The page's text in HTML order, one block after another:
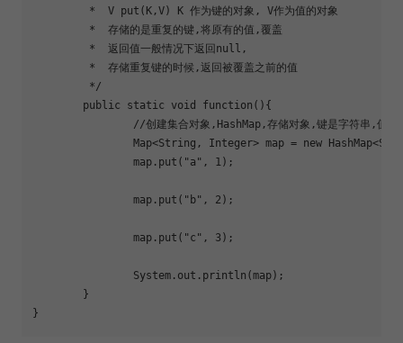
	public static void
function (){
		map.put(
"a" , 1);
		map.put(
"b" , 2);
		map.put(
"c" , 3);